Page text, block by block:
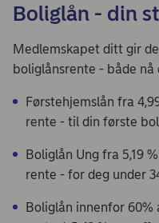
Boliglån - din
Medlemskapet ditt gir
boliglånsrente - både nå
Førstehjemslån fra
rente - til din første
Boliglån Ung fra 5,19
rente - for deg under
Boliglån innenfor 60%